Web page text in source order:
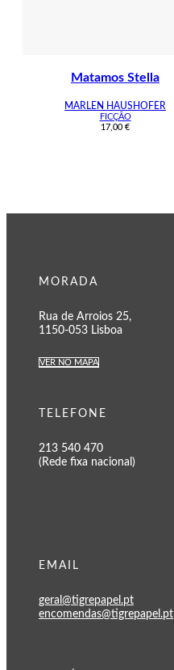
Matamos Stella
MARLEN HAUSHOFER
FICÇÃO
17,00 €
MORADA
Rua de Arroios 25,
1150-053 Lisboa
VER NO MAPA
TELEFONE
213 540 470
(Rede fixa nacional)
EMAIL
geral@tigrepapel.pt
encomendas@tigrepapel.pt